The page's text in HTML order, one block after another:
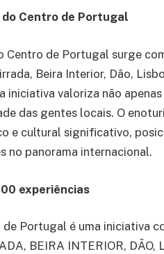
do Centro de Portugal
Centro de Portugal surge
Beira Interior, Dão,
iniciativa valoriza não
das gentes locais. O
e cultural significativo,
no panorama internacional.
experiências
Portugal é uma iniciativa
BEIRA INTERIOR, DÃO,